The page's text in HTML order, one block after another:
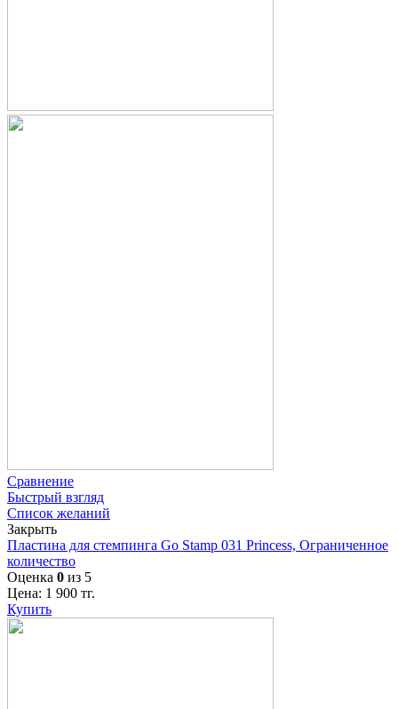
Сравнение
Быстрый взгляд
Список желаний
Закрыть
Пластина для стемпинга Go Stamp 031 Princess, Ограниченное
количество
Оценка 0 из 5
Цена: 1 900 тг.
Купить